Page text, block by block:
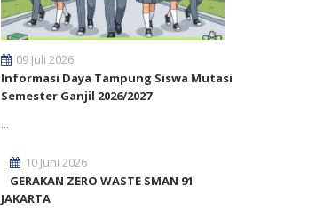
09 Juli 2026
Informasi Daya Tampung Siswa Mutasi
Semester Ganjil 2026/2027
...
10 Juni 2026
GERAKAN ZERO WASTE SMAN 91
JAKARTA